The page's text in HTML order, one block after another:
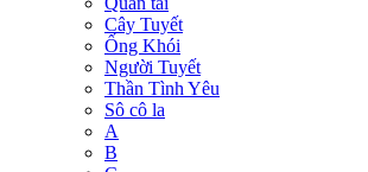
Cây Tuyết
Ống Khói
Người Tuyết
Thần Tình Yêu
Sô cô la
A
B